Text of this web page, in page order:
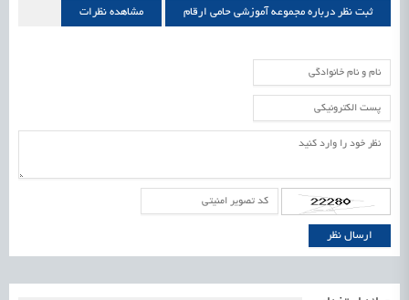
ثبت نظر درباره مجموعه آموزشی حامی ارقام مشاهده نظرات
مجموعه آموزشی حامی ارقام